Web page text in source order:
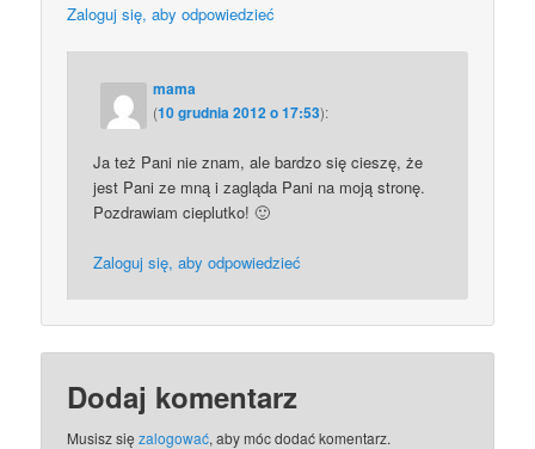
Zaloguj się, aby odpowiedzieć
mama
(10 grudnia 2012 o 17:53):
Ja też Pani nie znam, ale bardzo się cieszę, że
jest Pani ze mną i zagląda Pani na moją stronę.
Pozdrawiam cieplutko! 🙂
Zaloguj się, aby odpowiedzieć
Dodaj komentarz
Musisz sięzalogować, aby móc dodać komentarz.